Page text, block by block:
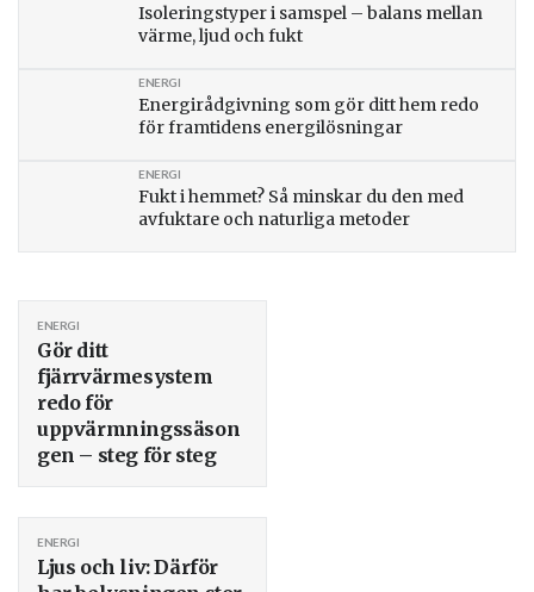
Isoleringstyper i samspel – balans mellan
värme, ljud och fukt
Energirådgivning som gör ditt hem redo
för framtidens energilösningar
ENERGI
Fukt i hemmet? Så minskar du den med
avfuktare och naturliga metoder
ENERGI
Gör ditt
fjärrvärmesystem
redo för
uppvärmningssäson
gen – steg för steg
ENERGI
Ljus och liv: Därför
ENERGI